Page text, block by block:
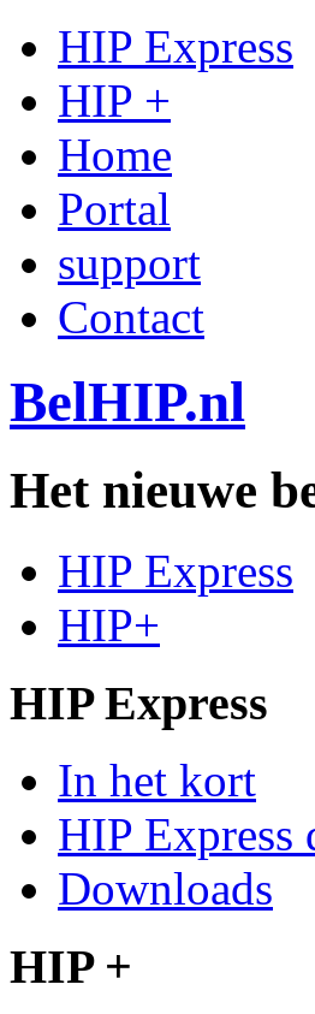
HIP Express
HIP +
Home
Portal
support
Contact
BelHIP.nl
Het nieuwe
HIP Express
HIP+
HIP Express
In het kort
HIP Express
Downloads
HIP +